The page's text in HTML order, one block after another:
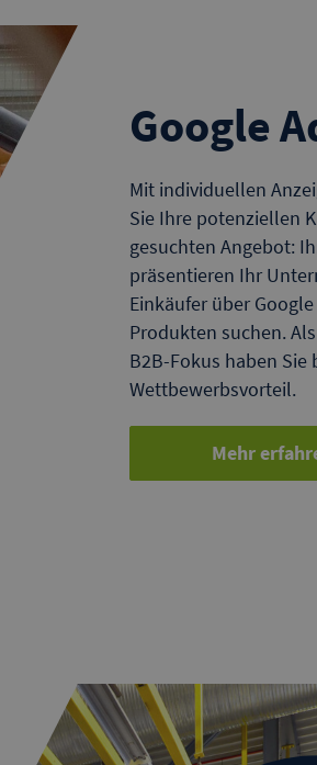
Google
Mit individuellen
Sie Ihre potenziellen
gesuchten Angebot:
präsentieren Ihr
Einkäufer über
Produkten suchen.
B2B-Fokus haben Sie
Wettbewerbsvorteil.
Mehr